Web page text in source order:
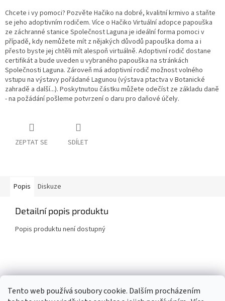
Tento web používá soubory cookie. Dalším procházením
Chcete i vy pomoci? Pozvěte Hačiko na dobré, kvalitní krmivo a staňte
se jeho adoptivním rodičem. Více o Hačiko Virtuální adopce papouška
ze záchranné stanice Společnost Laguna je ideální forma pomoci v
případě, kdy nemůžete mít z nějakých důvodů papouška doma a i
přesto byste jej chtěli mít alespoň virtuálně. Adoptivní rodič dostane
certifikát a bude uveden u vybraného papouška na stránkách
Společnosti Laguna. Zároveň má adoptivní rodič možnost volného
vstupu na výstavy pořádané Lagunou (výstava ptactva v Botanické
zahradě a další...). Poskytnutou částku můžete odečíst ze základu daně
- na požádání pošleme potvrzení o daru pro daňové účely.
ZEPTAT SE SDÍLET
Popis Diskuze
Detailní popis produktu
Popis produktu není dostupný
á